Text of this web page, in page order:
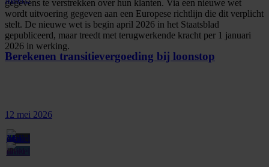
gegevens te verstrekken over hun klanten. Via een nieuwe wet
wordt uitvoering gegeven aan een Europese richtlijn die dit verplicht
stelt. De nieuwe wet is begin april 2026 in het Staatsblad
gepubliceerd, maar treedt met terugwerkende kracht per 1 januari
2026 in werking.
Berekenen transitievergoeding bij loonstop
12 mei 2026